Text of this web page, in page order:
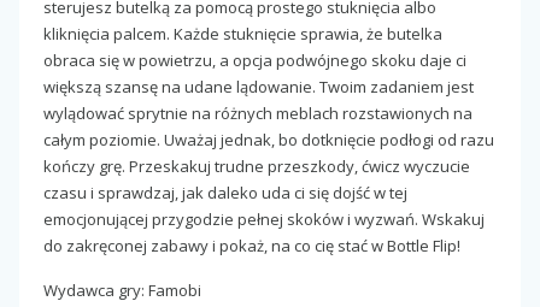
sterujesz butelką za pomocą prostego stuknięcia albo
kliknięcia palcem. Każde stuknięcie sprawia, że butelka
obraca się w powietrzu, a opcja podwójnego skoku daje ci
większą szansę na udane lądowanie. Twoim zadaniem jest
wylądować sprytnie na różnych meblach rozstawionych na
całym poziomie. Uważaj jednak, bo dotknięcie podłogi od razu
kończy grę. Przeskakuj trudne przeszkody, ćwicz wyczucie
czasu i sprawdzaj, jak daleko uda ci się dojść w tej
emocjonującej przygodzie pełnej skoków i wyzwań. Wskakuj
do zakręconej zabawy i pokaż, na co cię stać w Bottle Flip!
Wydawca gry: Famobi